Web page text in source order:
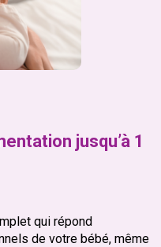
jusqu’à 1
qui répond
de votre bébé, même